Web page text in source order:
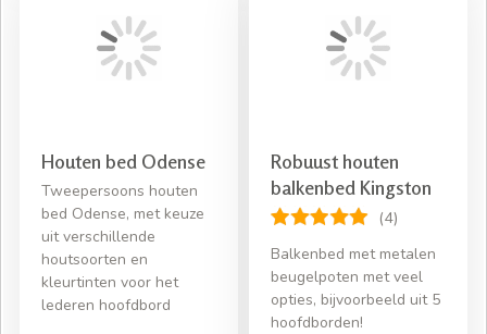
Houten bed Odense
Tweepersoons houten
bed Odense, met keuze
uit verschillende
houtsoorten en
kleurtinten voor het
lederen hoofdbord
Robuust houten
balkenbed Kingston
(4)
Balkenbed met metalen
beugelpoten met veel
opties, bijvoorbeeld uit 5
hoofdborden!